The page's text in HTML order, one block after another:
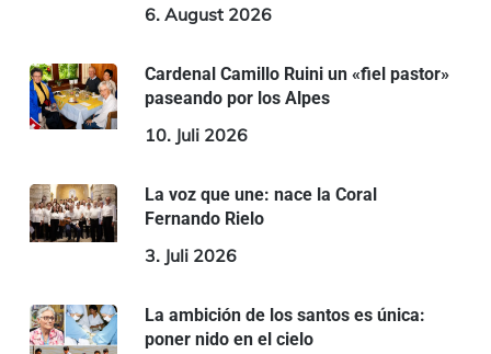
6. August 2026
Cardenal Camillo Ruini un «fiel pastor»
paseando por los Alpes
10. Juli 2026
La voz que une: nace la Coral
Fernando Rielo
3. Juli 2026
La ambición de los santos es única:
poner nido en el cielo